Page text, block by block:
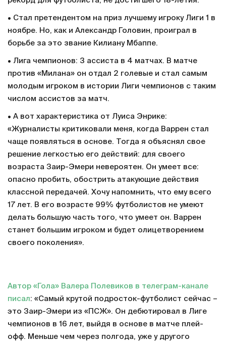
• Стал претендентом на приз лучшему игроку Лиги 1 в
ноябре. Но, как и Александр Головин, проиграл в
борьбе за это звание Килиану Мбаппе.
• Лига чемпионов: 3 ассиста в 4 матчах. В матче
против «Милана» он отдал 2 голевые и стал самым
молодым игроком в истории Лиги чемпионов с таким
числом ассистов за матч.
• А вот характеристика от Луиса Энрике:
«Журналисты критиковали меня, когда Варрен стал
чаще появляться в основе. Тогда я объяснял свое
решение легкостью его действий: для своего
возраста Заир-Эмери невероятен. Он умеет все:
опасно пробить, обострить атакующие действия
классной передачей. Хочу напомнить, что ему всего
17 лет. В его возрасте 99% футболистов не умеют
делать большую часть того, что умеет он. Варрен
станет большим игроком и будет олицетворением
своего поколения».
Автор «Гола» Валера Полевиков в телеграм-канале
писал: «Самый крутой подросток-футболист сейчас –
это Заир-Эмери из «ПСЖ». Он дебютировал в Лиге
чемпионов в 16 лет, выйдя в основе в матче плей-
офф. Меньше чем через полгода, уже у другого